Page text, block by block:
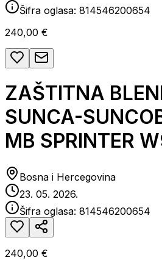
Šifra oglasa: 814546200654
240,00 €
ZAŠTITNA
SUNCA-
MB SPRINTER
Bosna i Hercegovina
23. 05. 2026.
Šifra oglasa: 814546200654
240,00 €